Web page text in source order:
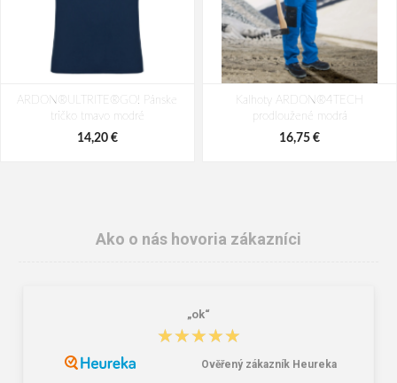
ARDON®ULTRITE®GO! Pánske
tričko tmavo modré
14,20 €
Kalhoty ARDON®4TECH
prodloužené modrá
16,75 €
Ako o nás hovoria zákazníci
„ok“
★★★★★
★★★★★
Ověřený zákazník Heureka